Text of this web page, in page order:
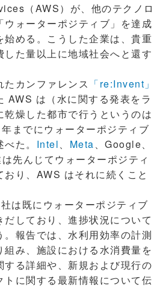
（AWS）が、他のテクノロ
ウォーターポジティブ」を達成
める。こうした企業は、貴重
た量以上に地域社会へと還す
カンファレンス 「re:Invent」
AWS は（水に関する発表をラ
燥した都市で行うというのは
までにウォーターポジティブ
た。 Intel、 Meta、Google、
先んじてウォーターポジティ
り、AWS はそれに続くこと
は既にウォーターポジティブ
しており、進捗状況について
報告では、水利用効率の計測
み、施設における水消費量を
る詳細や、新規および現行の
に関する最新情報について伝